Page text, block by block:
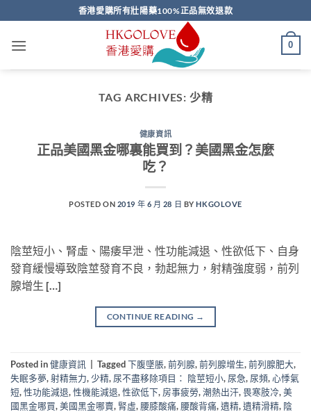
to
content
香港愛購所有壯陽藥100%正品無效退款
0
TAG ARCHIVES: 少精
健康資訊
正品美國黑金哪裏能買到？美國黑金怎麼
吃？
POSTED ON 2019 年 6 月 28 日 BYHKGOLOVE
陰莖短小、腎虛、陽痿早泄、性功能減退、性欲低下、自身
發育緩慢導致陰莖發育不良，勃起無力，射精強度弱，前列
腺增生 […]
CONTINUE READING →
Posted in健康資訊 Tagged下腹墜脹,前列腺,前列腺增生,前列腺肥大,
失眠多夢,射精無力,少精, 尿不盡移除項目： 陰莖短小, 尿急, 尿頻,心悸氣
短,性功能減退,性機能減退,性欲低下, 房事疲勞,潮熱出汗,畏寒肢冷,美
國黑金哪買,美國黑金哪賣, 腎虛, 腰膝酸痛, 腰酸背痛,遺精,遺精滑精, 陰